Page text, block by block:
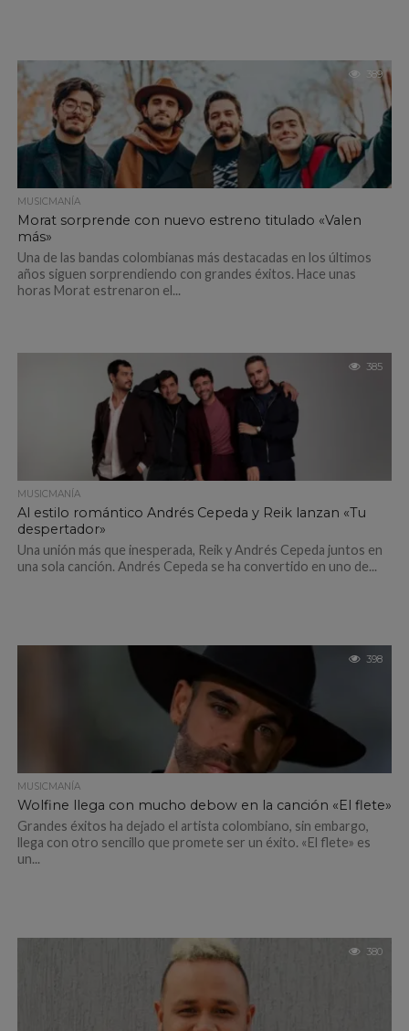
389
MUSICMANÍA
Morat sorprende con nuevo estreno titulado «Valen
más»
Una de las bandas colombianas más destacadas en los últimos
años siguen sorprendiendo con grandes éxitos. Hace unas
horas Morat estrenaron el...
385
MUSICMANÍA
Al estilo romántico Andrés Cepeda y Reik lanzan «Tu
despertador»
Una unión más que inesperada, Reik y Andrés Cepeda juntos en
una sola canción. Andrés Cepeda se ha convertido en uno de...
398
MUSICMANÍA
Wolfine llega con mucho debow en la canción «El flete»
Grandes éxitos ha dejado el artista colombiano, sin embargo,
llega con otro sencillo que promete ser un éxito. «El flete» es
un...
380